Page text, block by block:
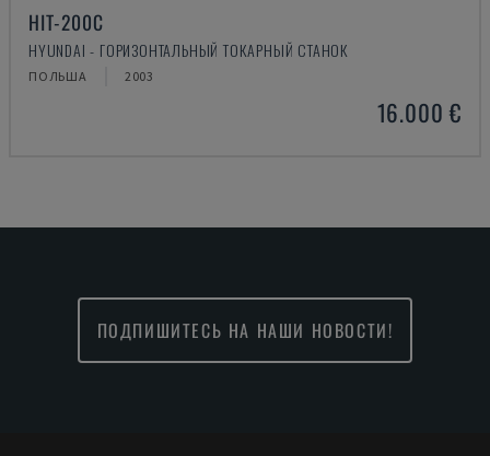
HIT-200C
HYUNDAI - ГОРИЗОНТАЛЬНЫЙ ТОКАРНЫЙ СТАНОК
ПОЛЬША 2003
16.000 €
ПОДПИШИТЕСЬ НА НАШИ НОВОСТИ!